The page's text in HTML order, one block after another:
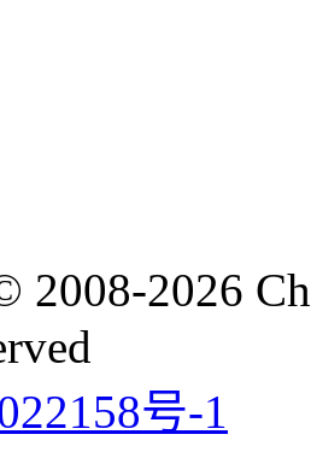
2008-2026
号-1